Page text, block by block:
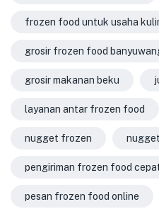
frozen food untuk usaha
grosir frozen food
grosir makanan beku
layanan antar frozen food
nugget frozen
pengiriman frozen food
pesan frozen food online